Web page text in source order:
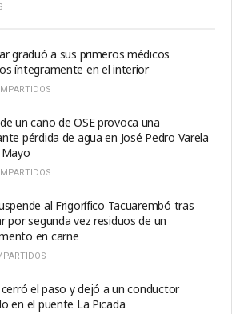
graduó a sus primeros médicos
íntegramente en el interior
un caño de OSE provoca una
pérdida de agua en José Pedro Varela
al Frigorífico Tacuarembó tras
por segunda vez residuos de un
en carne
cerró el paso y dejó a un conductor
en el puente La Picada